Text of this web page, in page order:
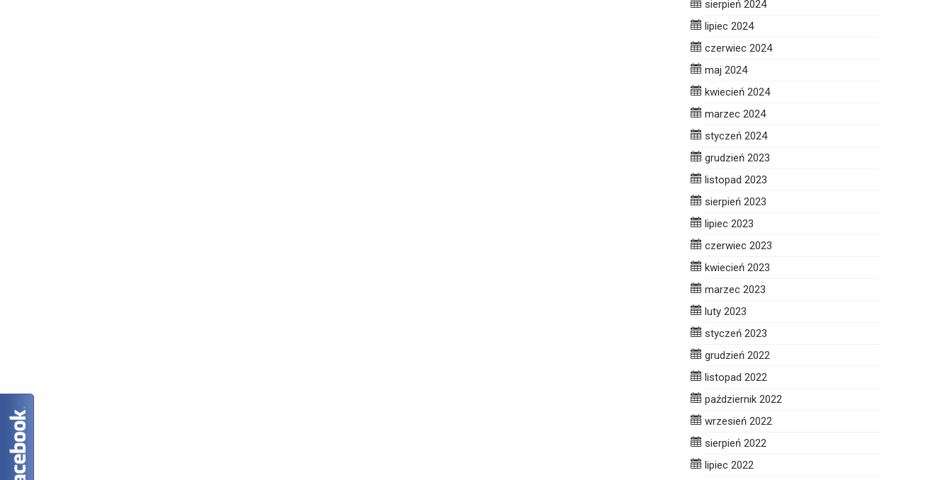
sierpień 2024
lipiec 2024
czerwiec 2024
maj 2024
kwiecień 2024
marzec 2024
styczeń 2024
grudzień 2023
listopad 2023
sierpień 2023
lipiec 2023
czerwiec 2023
kwiecień 2023
marzec 2023
luty 2023
styczeń 2023
grudzień 2022
listopad 2022
październik 2022
wrzesień 2022
sierpień 2022
lipiec 2022